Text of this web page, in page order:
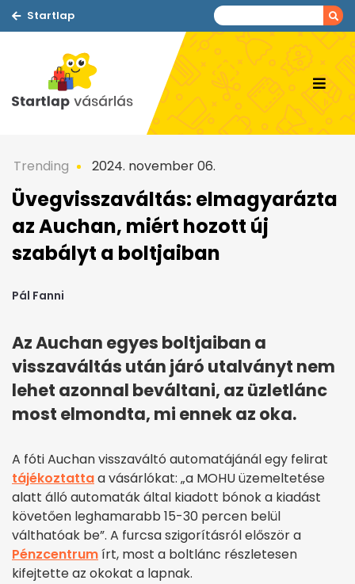
Startlap
Trending 2024. november 06.
Üvegvisszaváltás: elmagyarázta
az Auchan, miért hozott új
szabályt a boltjaiban
Pál Fanni
Az Auchan egyes boltjaiban a
visszaváltás után járó utalványt nem
lehet azonnal beváltani, az üzletlánc
most elmondta, mi ennek az oka.
A fóti Auchan visszaváltó automatájánál egy felirat
tájékoztattaa vásárlókat: „a MOHU üzemeltetése
alatt álló automaták által kiadott bónok a kiadást
követően leghamarabb 15-30 percen belül
válthatóak be”. A furcsa szigorításról először a
Pénzcentrumírt, most a boltlánc részletesen
kifejtette az okokat a lapnak.